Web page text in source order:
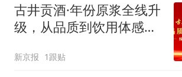
古井贡酒·年份原浆全线升
级，从品质到饮用体感迎
新京报 1跟贴